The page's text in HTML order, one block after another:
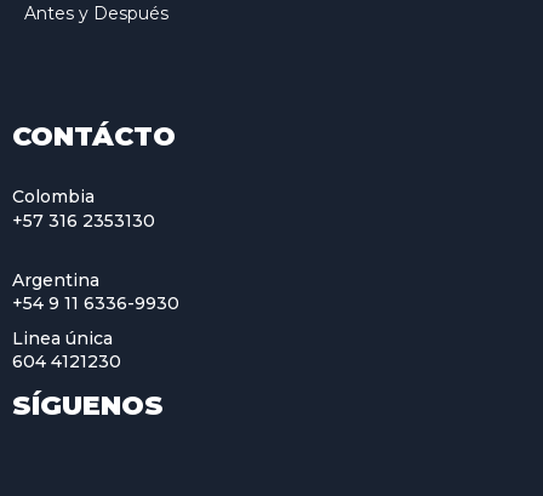
Antes y Después
CONTÁCTO
Colombia
+57 316 2353130
Argentina
+54 9 11 6336-9930
Linea única
604 4121230
SÍGUENOS